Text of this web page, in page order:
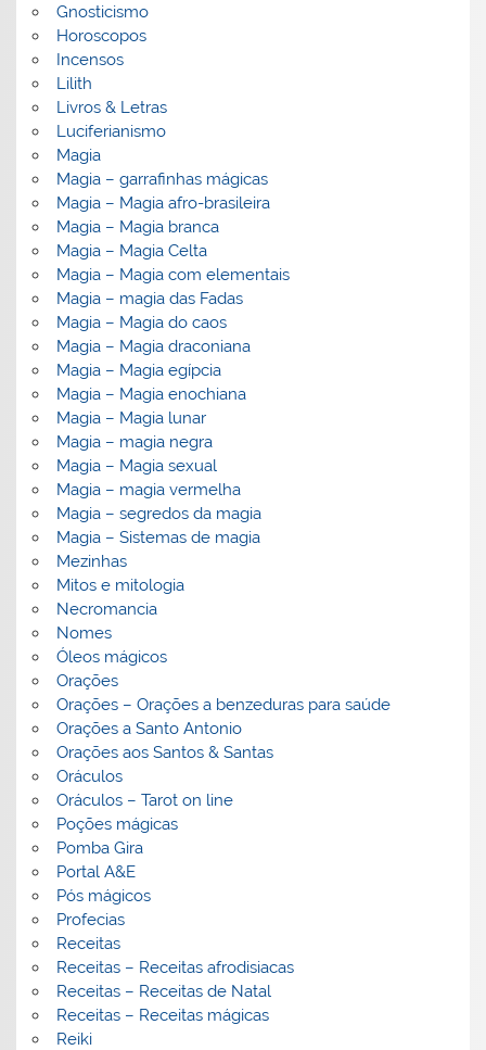
Gnosticismo
Horoscopos
Incensos
Lilith
Livros & Letras
Luciferianismo
Magia
Magia – garrafinhas mágicas
Magia – Magia afro-brasileira
Magia – Magia branca
Magia – Magia Celta
Magia – Magia com elementais
Magia – magia das Fadas
Magia – Magia do caos
Magia – Magia draconiana
Magia – Magia egípcia
Magia – Magia enochiana
Magia – Magia lunar
Magia – magia negra
Magia – Magia sexual
Magia – magia vermelha
Magia – segredos da magia
Magia – Sistemas de magia
Mezinhas
Mitos e mitologia
Necromancia
Nomes
Óleos mágicos
Orações
Orações – Orações a benzeduras para saúde
Orações a Santo Antonio
Orações aos Santos & Santas
Oráculos
Oráculos – Tarot on line
Poções mágicas
Pomba Gira
Portal A&E
Pós mágicos
Profecias
Receitas
Receitas – Receitas afrodisiacas
Receitas – Receitas de Natal
Receitas – Receitas mágicas
Reiki